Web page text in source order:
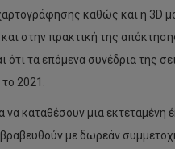
καθώς και η 3D
στην πρακτική της
τα επόμενα συνέδρια της
2021.
καταθέσουν μια εκτεταμένη
με δωρεάν